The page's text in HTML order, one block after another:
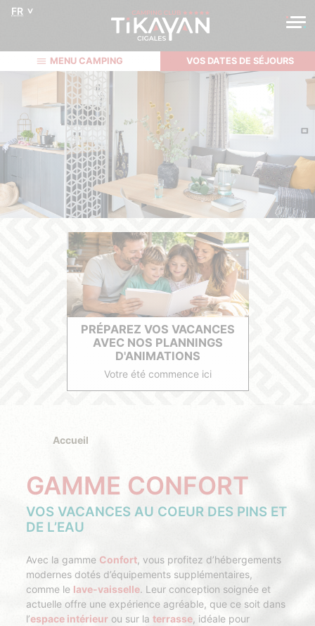
FR
PRÉPAREZ VOS VACANCES
AVEC NOS PLANNINGS
D'ANIMATIONS
Votre été commence ici
MENU CAMPING VOS DATES DE SÉJOURS
Accueil
GAMME CONFORT
VOS VACANCES AU COEUR DES PINS ET
DE L’EAU
Avec la gamme Confort, vous profitez d’hébergements
modernes dotés d’équipements supplémentaires,
comme le lave-vaisselle. Leur conception soignée et
actuelle offre une expérience agréable, que ce soit dans
l’espace intérieur ou sur laterrasse, idéale pour